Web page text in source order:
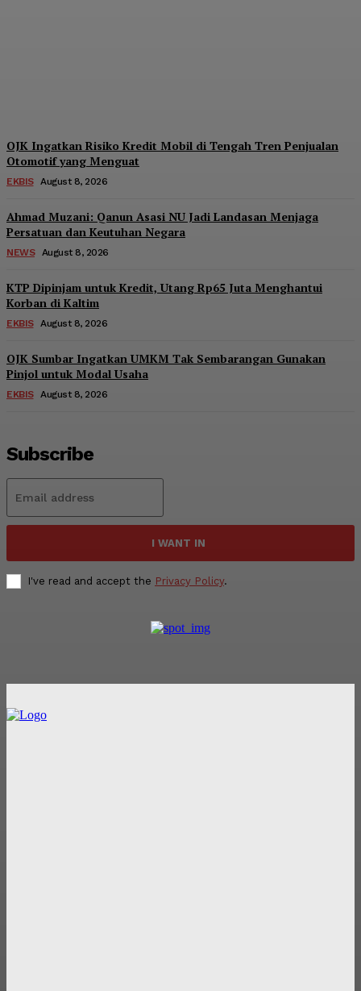
OJK Ingatkan Risiko Kredit Mobil di Tengah Tren Penjualan
Otomotif yang Menguat
EKBIS August 8, 2026
Ahmad Muzani: Qanun Asasi NU Jadi Landasan Menjaga
Persatuan dan Keutuhan Negara
NEWS August 8, 2026
KTP Dipinjam untuk Kredit, Utang Rp65 Juta Menghantui
Korban di Kaltim
EKBIS August 8, 2026
OJK Sumbar Ingatkan UMKM Tak Sembarangan Gunakan
Pinjol untuk Modal Usaha
EKBIS August 8, 2026
Subscribe
I WANT IN
I've read and accept the Privacy Policy.